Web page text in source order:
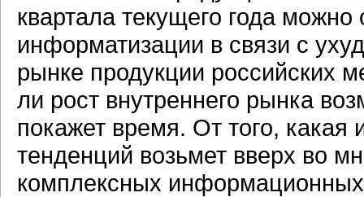
квартала текущего года
информатизации в связи с
рынке продукции российских
ли рост внутреннего рынка
покажет время. От того, какая
тенденций возьмет вверх во
комплексных